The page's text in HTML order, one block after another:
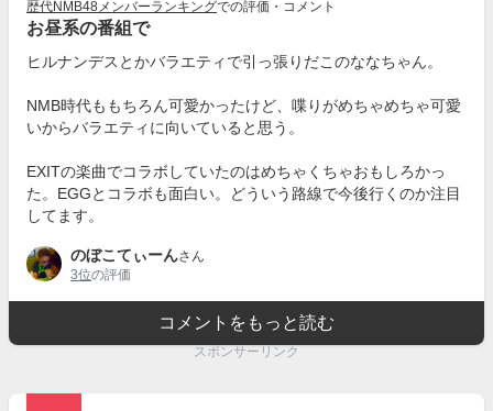
歴代NMB48メンバーランキングでの評価・コメント
お昼系の番組で
ヒルナンデスとかバラエティで引っ張りだこのななちゃん。
NMB時代ももちろん可愛かったけど、喋りがめちゃめちゃ可愛
いからバラエティに向いていると思う。
EXITの楽曲でコラボしていたのはめちゃくちゃおもしろかっ
た。EGGとコラボも面白い。どういう路線で今後行くのか注目
してます。
のぼこてぃーんさん
3位の評価
コメントをもっと読む
スポンサーリンク